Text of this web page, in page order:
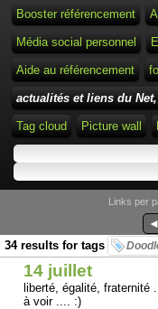
Booster référencement
Média social personnel
Aide au référencement
actualités et liens du
Tag cloud Picture wall
Links per
34 results for tags
14 juillet
liberté, égalité, fraternité
à voir .... :)